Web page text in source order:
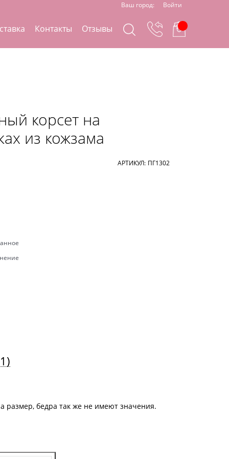
Ваш город: Войти
Контакты Отзывы
корсет на
из кожзама
АРТИКУЛ: ПГ1302
размер, бедра так же не имеют значения.